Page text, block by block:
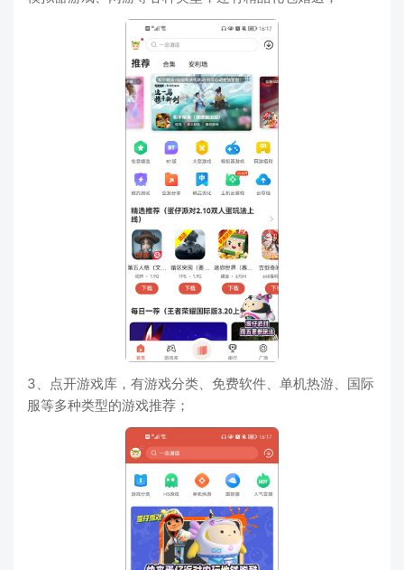
3、点开游戏库，有游戏分类、免费软件、单机热游、国际
服等多种类型的游戏推荐；